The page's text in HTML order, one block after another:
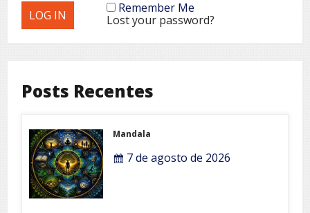
Remember Me
Lost your password?
Posts Recentes
Mandala
7 de agosto de 2026